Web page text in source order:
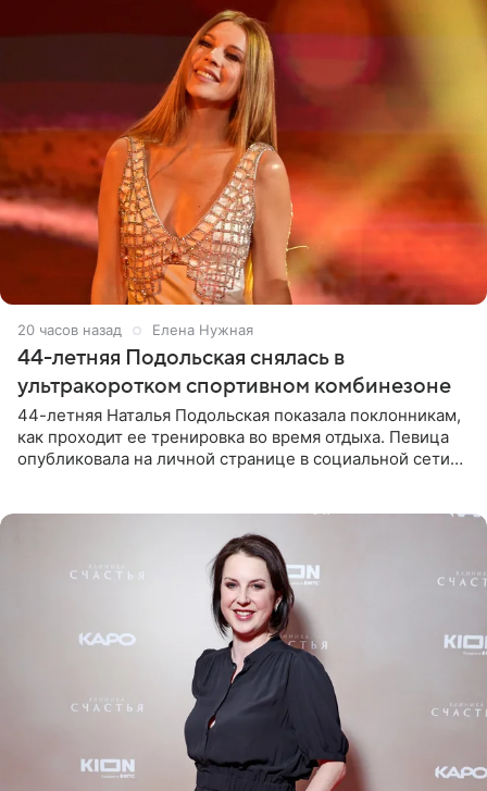
20 часов назад Елена Нужная
44-летняя Подольская снялась в
ультракоротком спортивном комбинезоне
44-летняя Наталья Подольская показала поклонникам,
как проходит ее тренировка во время отдыха. Певица
опубликовала на личной странице в социальной сети